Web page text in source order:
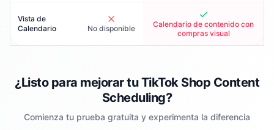
Vista de
Calendario
No disponible
Calendario de contenido con
compras visual
¿Listo para mejorar tu TikTok Shop Content
Scheduling?
Comienza tu prueba gratuita y experimenta la diferencia